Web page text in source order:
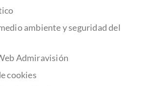
ambiente y seguridad del
Admiravisión
cookies